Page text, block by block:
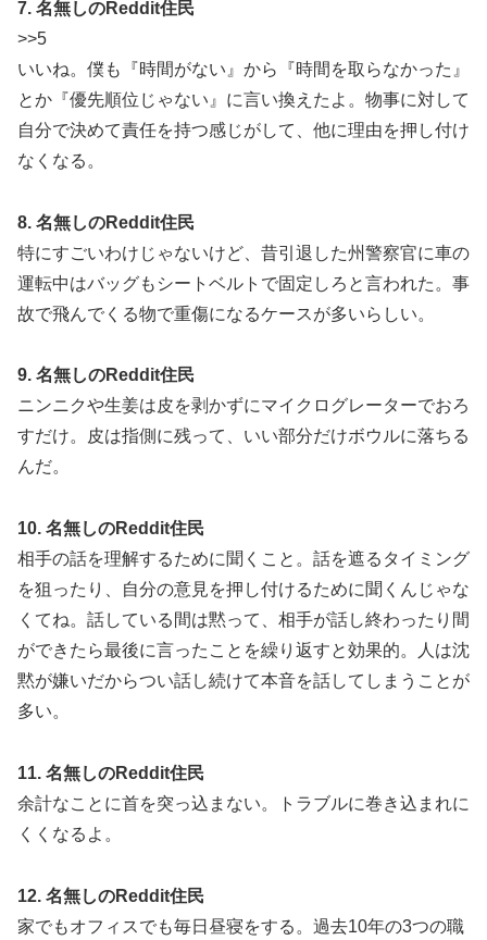
7. 名無しのReddit住民
>>5
いいね。僕も『時間がない』から『時間を取らなかった』
とか『優先順位じゃない』に言い換えたよ。物事に対して
自分で決めて責任を持つ感じがして、他に理由を押し付け
なくなる。
8. 名無しのReddit住民
特にすごいわけじゃないけど、昔引退した州警察官に車の
運転中はバッグもシートベルトで固定しろと言われた。事
故で飛んでくる物で重傷になるケースが多いらしい。
9. 名無しのReddit住民
ニンニクや生姜は皮を剥かずにマイクログレーターでおろ
すだけ。皮は指側に残って、いい部分だけボウルに落ちる
んだ。
10. 名無しのReddit住民
相手の話を理解するために聞くこと。話を遮るタイミング
を狙ったり、自分の意見を押し付けるために聞くんじゃな
くてね。話している間は黙って、相手が話し終わったり間
ができたら最後に言ったことを繰り返すと効果的。人は沈
黙が嫌いだからつい話し続けて本音を話してしまうことが
多い。
11. 名無しのReddit住民
余計なことに首を突っ込まない。トラブルに巻き込まれに
くくなるよ。
12. 名無しのReddit住民
家でもオフィスでも毎日昼寝をする。過去10年の3つの職